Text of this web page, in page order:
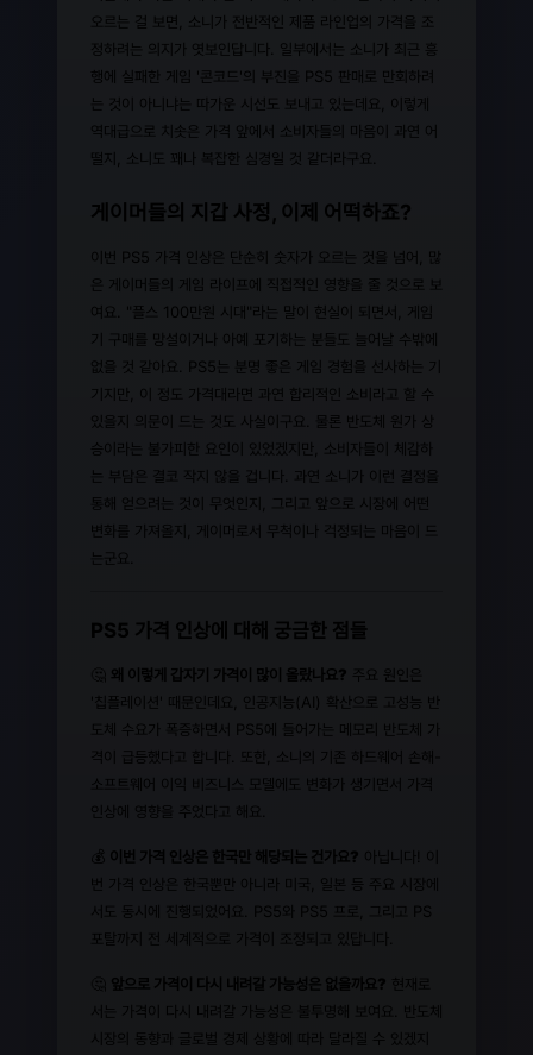
오르는 걸 보면, 소니가 전반적인 제품 라인업의 가격을 조
정하려는 의지가 엿보인답니다. 일부에서는 소니가 최근 흥
행에 실패한 게임 '콘코드'의 부진을 PS5 판매로 만회하려
는 것이 아니냐는 따가운 시선도 보내고 있는데요, 이렇게
역대급으로 치솟은 가격 앞에서 소비자들의 마음이 과연 어
떨지, 소니도 꽤나 복잡한 심경일 것 같더라구요.
게이머들의 지갑 사정, 이제 어떡하죠?
이번 PS5 가격 인상은 단순히 숫자가 오르는 것을 넘어, 많
은 게이머들의 게임 라이프에 직접적인 영향을 줄 것으로 보
여요. "플스 100만원 시대"라는 말이 현실이 되면서, 게임
기 구매를 망설이거나 아예 포기하는 분들도 늘어날 수밖에
없을 것 같아요. PS5는 분명 좋은 게임 경험을 선사하는 기
기지만, 이 정도 가격대라면 과연 합리적인 소비라고 할 수
있을지 의문이 드는 것도 사실이구요. 물론 반도체 원가 상
승이라는 불가피한 요인이 있었겠지만, 소비자들이 체감하
는 부담은 결코 작지 않을 겁니다. 과연 소니가 이런 결정을
통해 얻으려는 것이 무엇인지, 그리고 앞으로 시장에 어떤
변화를 가져올지, 게이머로서 무척이나 걱정되는 마음이 드
는군요.
PS5 가격 인상에 대해 궁금한 점들
🤔 왜 이렇게 갑자기 가격이 많이 올랐나요? 주요 원인은
'칩플레이션' 때문인데요, 인공지능(AI) 확산으로 고성능 반
도체 수요가 폭증하면서 PS5에 들어가는 메모리 반도체 가
격이 급등했다고 합니다. 또한, 소니의 기존 하드웨어 손해-
소프트웨어 이익 비즈니스 모델에도 변화가 생기면서 가격
인상에 영향을 주었다고 해요.
💰 이번 가격 인상은 한국만 해당되는 건가요? 아닙니다! 이
번 가격 인상은 한국뿐만 아니라 미국, 일본 등 주요 시장에
서도 동시에 진행되었어요. PS5와 PS5 프로, 그리고 PS
포탈까지 전 세계적으로 가격이 조정되고 있답니다.
🤔 앞으로 가격이 다시 내려갈 가능성은 없을까요? 현재로
서는 가격이 다시 내려갈 가능성은 불투명해 보여요. 반도체
시장의 동향과 글로벌 경제 상황에 따라 달라질 수 있겠지